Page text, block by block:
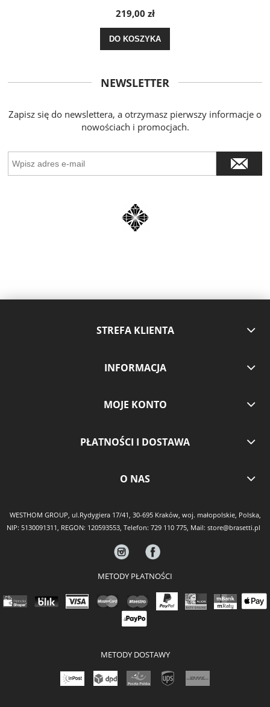
219,00 zł
DO KOSZYKA
NEWSLETTER
Zapisz się do newslettera, a otrzymasz pierwszy informacje o
nowościach i promocjach.
STREFA KLIENTA
INFORMACJA
MOJE KONTO
PŁATNOŚCI I DOSTAWA
O NAS
WESTHOM GROUP, ul.Rydygiera 17/41, 30-695 Kraków, woj. małopolskie, Polska,
NIP: 5130091311, REGON: 120593553, Telefon: 729 110 775, Mail: store@brasetti.pl
METODY PŁATNOŚCI
METODY DOSTAWY